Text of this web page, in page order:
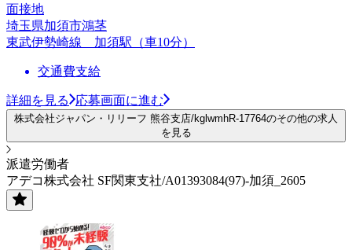
面接地
埼玉県加須市鴻茎
東武伊勢崎線 加須駅（車10分）
交通費支給
詳細を見る 応募画面に進む
株式会社ジャパン・リリーフ 熊谷支店/kglwmhR-17764のその他の求人
を見る
派遣労働者
アデコ株式会社 SF関東支社/A01393084(97)-加須_2605